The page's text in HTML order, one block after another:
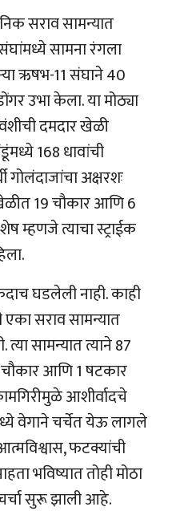
सराव सामन्यात
सामना रंगला
ऋषभ-11 संघाने 40
उभा केला. या मोठ्या
दमदार खेळी
168 धावांची
गोलंदाजांचा अक्षरशः
19 चौकार आणि 6
म्हणजे त्याचा स्ट्राईक
घडलेली नाही. काही
सराव सामन्यात
सामन्यात त्याने 87
आणि 1 षटकार
आशीर्वादचे
वेगाने चर्चेत येऊ लागले
फटक्यांची
भविष्यात तोही मोठा
सुरू झाली आहे.